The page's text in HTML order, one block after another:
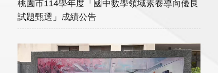
桃園市114學年度「國中數學領域素養導向優良
試題甄選」成績公告